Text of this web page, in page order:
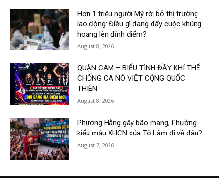
Hơn 1 triệu người Mỹ rời bỏ thị trường
lao động: Điều gì đang đẩy cuộc khủng
hoảng lên đỉnh điểm?
August 8, 2026
QUẬN CAM – BIỂU TÌNH ĐẦY KHÍ THẾ
CHỐNG CA NÔ VIỆT CỘNG QUỐC
THIÊN
August 8, 2026
Phương Hằng gây bão mạng, Phường
kiểu mẫu XHCN của Tô Lâm đi về đâu?
August 7, 2026